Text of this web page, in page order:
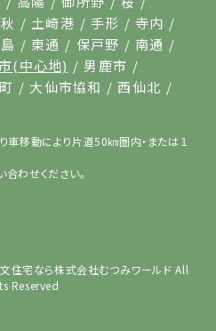
土崎港 手形
寺内
東通 保戸野
南通
(中心地)
男鹿市
大仙市協和
西仙北
車移動により片道50㎞圏内・または１
わせください。
住宅なら株式会社むつみワールド All
Reserved